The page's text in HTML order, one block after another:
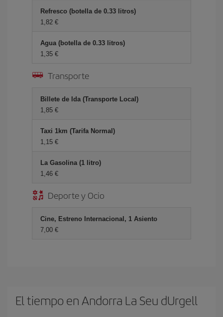
Refresco (botella de 0.33 litros)
1,82 €
Agua (botella de 0.33 litros)
1,35 €
Transporte
Billete de Ida (Transporte Local)
1,85 €
Taxi 1km (Tarifa Normal)
1,15 €
La Gasolina (1 litro)
1,46 €
Deporte y Ocio
Cine, Estreno Internacional, 1 Asiento
7,00 €
El tiempo en Andorra La Seu dUrgell